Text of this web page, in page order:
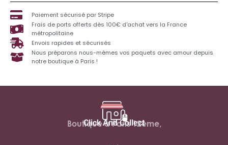
Paiement sécurisé par Stripe
Frais de ports offerts dès 100€ d'achat vers la France
métropolitaine
Envois rapides et sécurisés
Nous préparons nous-mêmes vos paquets avec amour depuis
notre boutique à Paris !
Click And Collect
Boutique à Paris 12ème,